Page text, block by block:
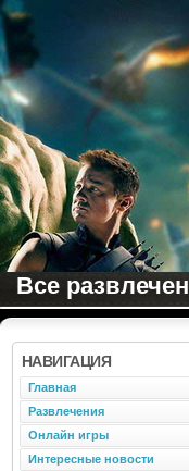
Все
НАВИГАЦИЯ
Главная
Развлечения
Онлайн игры
Интересные новости